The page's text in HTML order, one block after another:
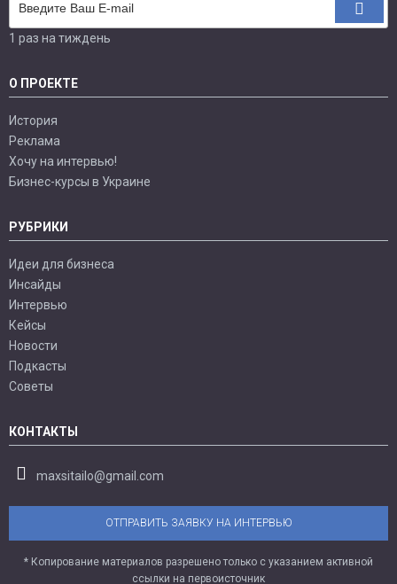
1 раз на тиждень
О ПРОЕКТЕ
История
Реклама
Хочу на интервью!
Бизнес-курсы в Украине
РУБРИКИ
Идеи для бизнеса
Инсайды
Интервью
Кейсы
Новости
Подкасты
Советы
КОНТАКТЫ
maxsitailo@gmail.com
ОТПРАВИТЬ ЗАЯВКУ НА ИНТЕРВЬЮ
* Копирование материалов разрешено только с указанием активной
ссылки на первоисточник